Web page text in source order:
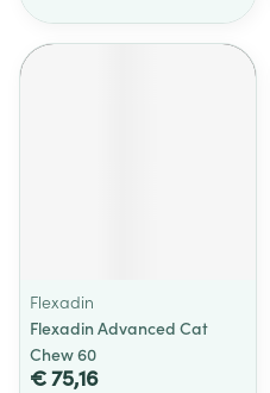
Flexadin
Flexadin Advanced Cat
Chew 60
€ 75,16